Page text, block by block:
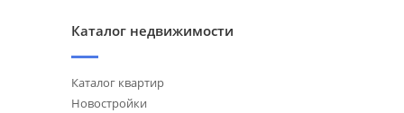
Каталог недвижимости
Каталог квартир
Новостройки